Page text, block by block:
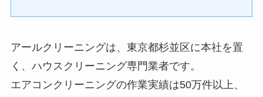
アールクリーニングは、東京都杉並区に本社を置
く、ハウスクリーニング専門業者です。
エアコンクリーニングの作業実績は50万件以上、